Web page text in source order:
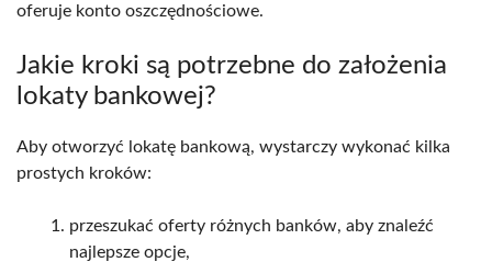
oferuje konto oszczędnościowe.
Jakie kroki są potrzebne do założenia
lokaty bankowej?
Aby otworzyć lokatę bankową, wystarczy wykonać kilka
prostych kroków:
przeszukać oferty różnych banków, aby znaleźć
najlepsze opcje,